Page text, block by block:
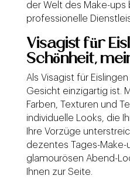
der Welt des Make-ups
professionelle
Visagist für
Schönheit,
Als Visagist für
Gesicht einzigartig ist.
Farben, Texturen und
individuelle Looks, die
Ihre Vorzüge
dezentes Tages-Make-
glamourösen Abend-
Ihnen zur Seite.